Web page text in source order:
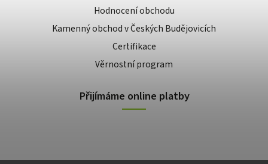
Hodnocení obchodu
Kamenný obchod v Českých Budějovicích
Certifikace
Věrnostní program
Přijímáme online platby